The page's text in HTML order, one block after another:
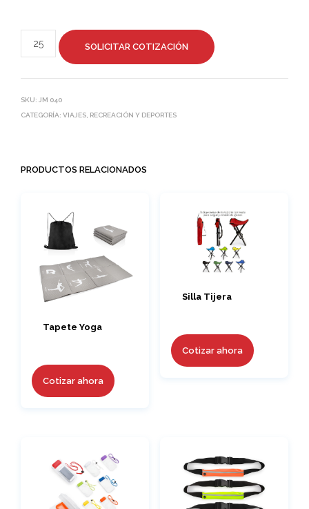
SOLICITAR COTIZACIÓN
SKU: JM 040
CATEGORÍA: VIAJES, RECREACIÓN Y DEPORTES
PRODUCTOS RELACIONADOS
Tapete Yoga
Cotizar ahora
Silla Tijera
Cotizar ahora